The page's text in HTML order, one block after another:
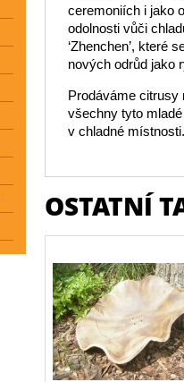
ceremoniích i jako
odolnosti vůči
‘Zhenchen’, které
nových odrůd jako
Prodáváme citrusy
všechny tyto
v chladné místnosti.
OSTATNÍ